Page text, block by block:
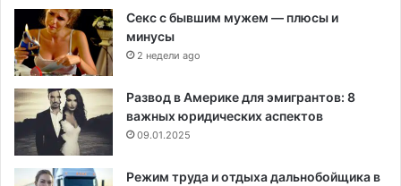
Секс с бывшим мужем — плюсы и
минусы
2 недели ago
Развод в Америке для эмигрантов: 8
важных юридических аспектов
09.01.2025
Режим труда и отдыха дальнобойщика в